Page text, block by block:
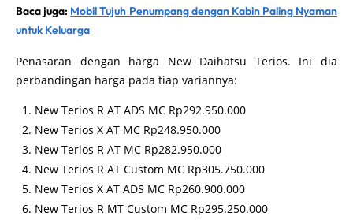
Baca juga: Mobil Tujuh Penumpang dengan Kabin Paling Nyaman
untuk Keluarga
Penasaran dengan harga New Daihatsu Terios. Ini dia
perbandingan harga pada tiap variannya:
New Terios R AT ADS MC Rp292.950.000
New Terios X AT MC Rp248.950.000
New Terios R AT MC Rp282.950.000
New Terios R AT Custom MC Rp305.750.000
New Terios X AT ADS MC Rp260.900.000
New Terios R MT Custom MC Rp295.250.000